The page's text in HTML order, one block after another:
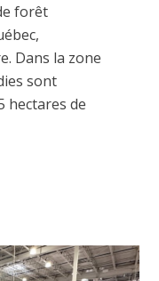
forêt
Dans la zone
sont
hectares de